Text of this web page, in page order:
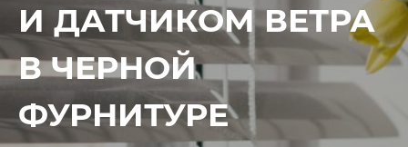
И ДАТЧИКОМ ВЕТРА
В ЧЕРНОЙ
ФУРНИТУРЕ